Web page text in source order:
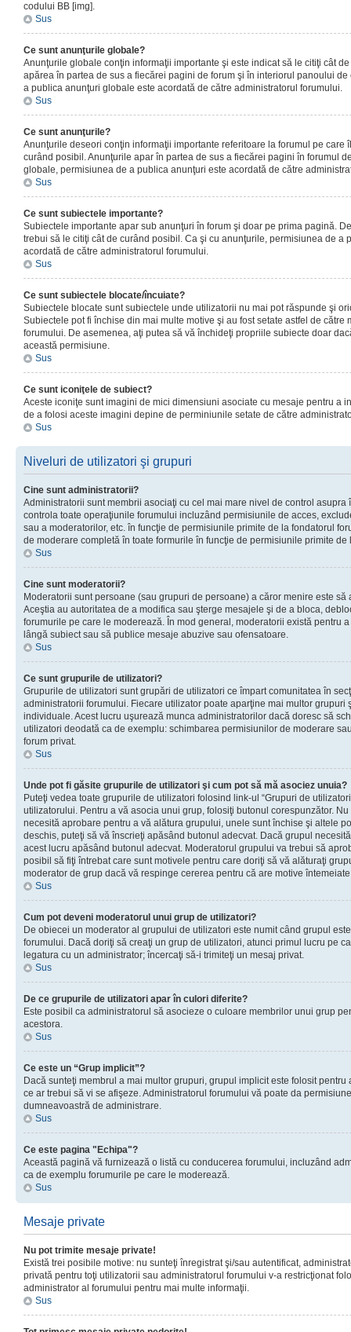
codului BB [img].
Sus
Ce sunt anunţurile globale?
Anunţurile globale conţin informaţii importante şi este indicat să le citiţi cât
apărea în partea de sus a fiecărei pagini de forum şi în interiorul panoului
a publica anunţuri globale este acordată de către administratorul forumului.
Sus
Ce sunt anunţurile?
Anunţurile deseori conţin informaţii importante referitoare la forumul pe care
curând posibil. Anunţurile apar în partea de sus a fiecărei pagini în forumul
globale, permisiunea de a publica anunţuri este acordată de către
Sus
Ce sunt subiectele importante?
Subiectele importante apar sub anunţuri în forum şi doar pe prima pagină.
trebui să le citiţi cât de curând posibil. Ca şi cu anunţurile, permisiunea de a
acordată de către administratorul forumului.
Sus
Ce sunt subiectele blocate/încuiate?
Subiectele blocate sunt subiectele unde utilizatorii nu mai pot răspunde şi
Subiectele pot fi închise din mai multe motive şi au fost setate astfel de către
forumului. De asemenea, aţi putea să vă închideţi propriile subiecte doar
această permisiune.
Sus
Ce sunt iconiţele de subiect?
Aceste iconiţe sunt imagini de mici dimensiuni asociate cu mesaje pentru a
de a folosi aceste imagini depine de perminiunile setate de către
Sus
Niveluri de utilizatori şi grupuri
Cine sunt administratorii?
Administratorii sunt membrii asociaţi cu cel mai mare nivel de control asupra
controla toate operaţiunile forumului incluzând permisiunile de acces,
sau a moderatorilor, etc. în funcţie de permisiunile primite de la fondatorul
de moderare completă în toate formurile în funcţie de permisiunile primite de
Sus
Cine sunt moderatorii?
Moderatorii sunt persoane (sau grupuri de persoane) a căror menire este
Aceştia au autoritatea de a modifica sau şterge mesajele şi de a bloca,
forumurile pe care le moderează. În mod general, moderatorii există pentru
lângă subiect sau să publice mesaje abuzive sau ofensatoare.
Sus
Ce sunt grupurile de utilizatori?
Grupurile de utilizatori sunt grupări de utilizatori ce împart comunitatea în
administratorii forumului. Fiecare utilizator poate aparţine mai multor grupuri
individuale. Acest lucru uşurează munca administratorilor dacă doresc să
utilizatori deodată ca de exemplu: schimbarea permisiunilor de moderare
forum privat.
Sus
Unde pot fi găsite grupurile de utilizatori şi cum pot să mă asociez unuia?
Puteţi vedea toate grupurile de utilizatori folosind link-ul “Grupuri de
utilizatorului. Pentru a vă asocia unui grup, folosiţi butonul corespunzător.
necesită aprobare pentru a vă alătura grupului, unele sunt închise şi altele
deschis, puteţi să vă înscrieţi apăsând butonul adecvat. Dacă grupul
acest lucru apăsând butonul adecvat. Moderatorul grupului va trebui să
posibil să fiţi întrebat care sunt motivele pentru care doriţi să vă alăturaţi
moderator de grup dacă vă respinge cererea pentru că are motive
Sus
Cum pot deveni moderatorul unui grup de utilizatori?
De obiecei un moderator al grupului de utilizatori este numit când grupul
forumului. Dacă doriţi să creaţi un grup de utilizatori, atunci primul lucru pe
legatura cu un administrator; încercaţi să-i trimiteţi un mesaj privat.
Sus
De ce grupurile de utilizatori apar în culori diferite?
Este posibil ca administratorul să asocieze o culoare membrilor unui grup
acestora.
Sus
Ce este un “Grup implicit”?
Dacă sunteţi membrul a mai multor grupuri, grupul implicit este folosit
ce ar trebui să vi se afişeze. Administratorul forumului vă poate da
dumneavoastră de administrare.
Sus
Ce este pagina "Echipa"?
Această pagină vă furnizează o listă cu conducerea forumului, incluzând
ca de exemplu forumurile pe care le moderează.
Sus
Mesaje private
Nu pot trimite mesaje private!
Există trei posibile motive: nu sunteţi înregistrat şi/sau autentificat,
privată pentru toţi utilizatorii sau administratorul forumului v-a restricţionat
administrator al forumului pentru mai multe informaţii.
Sus